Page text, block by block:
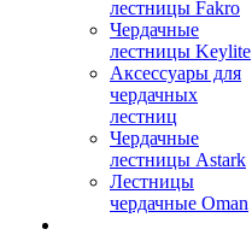
лестницы Fakro
Чердачные
лестницы Keylite
Аксессуары для
чердачных
лестниц
Чердачные
лестницы Astark
Лестницы
чердачные Oman